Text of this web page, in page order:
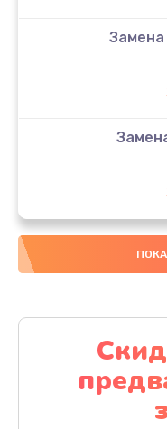
Замена
Замена